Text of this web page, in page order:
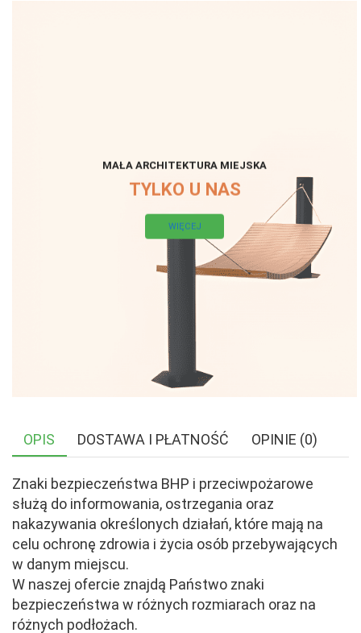
MAŁA ARCHITEKTURA MIEJSKA
TYLKO U NAS
WIĘCEJ
OPIS DOSTAWA I PŁATNOŚĆ OPINIE (0)
Znaki bezpieczeństwa BHP i przeciwpożarowe
służą do informowania, ostrzegania oraz
nakazywania określonych działań, które mają na
celu ochronę zdrowia i życia osób przebywających
w danym miejscu.
W naszej ofercie znajdą Państwo znaki
bezpieczeństwa w różnych rozmiarach oraz na
różnych podłożach.